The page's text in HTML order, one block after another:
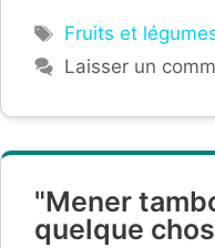
Étiquettes
Fruits et
Laisser un
"Mener
quelque